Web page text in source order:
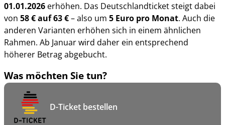
01.01.2026 erhöhen. Das Deutschlandticket steigt dabei
von 58 € auf 63 €– also um 5 Euro pro Monat. Auch die
anderen Varianten erhöhen sich in einem ähnlichen
Rahmen. Ab Januar wird daher ein entsprechend
höherer Betrag abgebucht.
Was möchten Sie tun?
D-Ticket bestellen